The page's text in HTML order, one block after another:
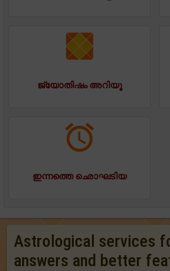
ജ്യോതിഷം അറിയൂ
ഇന്നത്തെ ഛൊഘടിയ
Astrological services
answers and better